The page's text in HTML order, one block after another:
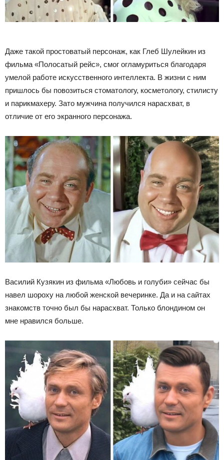
Даже такой простоватый персонаж, как Глеб Шулейкин из
фильма «Полосатый рейс», смог огламуриться благодаря
умелой работе искусственного интеллекта. В жизни с ним
пришлось бы повозиться стоматологу, косметологу, стилисту
и парикмахеру. Зато мужчина получился нарасхват, в
отличие от его экранного персонажа.
Василий Кузякин из фильма «Любовь и голуби» сейчас бы
навел шороху на любой женской вечеринке. Да и на сайтах
знакомств точно был бы нарасхват. Только блондином он
мне нравился больше.